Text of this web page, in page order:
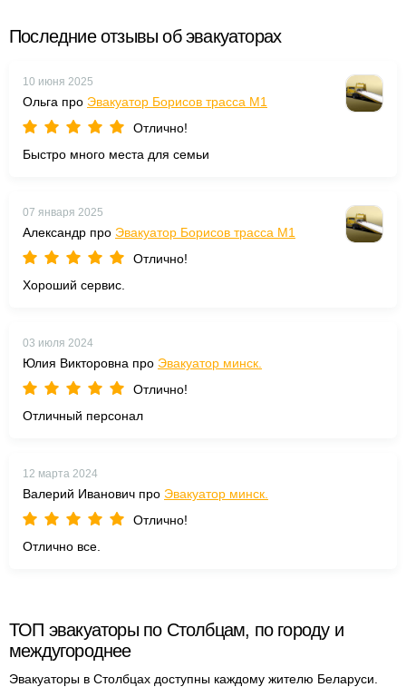
Последние отзывы об эвакуаторах
10 июня 2025
Ольга про Эвакуатор Борисов трасса М1
Отлично!
Быстро много места для семьи
07 января 2025
Александр про Эвакуатор Борисов трасса М1
Отлично!
Хороший сервис.
03 июля 2024
Юлия Викторовна про Эвакуатор минск.
Отлично!
Отличный персонал
12 марта 2024
Валерий Иванович про Эвакуатор минск.
Отлично!
Отлично все.
ТОП эвакуаторы по Столбцам, по городу и
междугороднее
Эвакуаторы в Столбцах доступны каждому жителю Беларуси.